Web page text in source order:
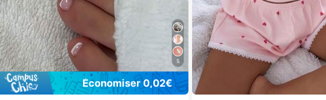
5
Économiser 0,02€